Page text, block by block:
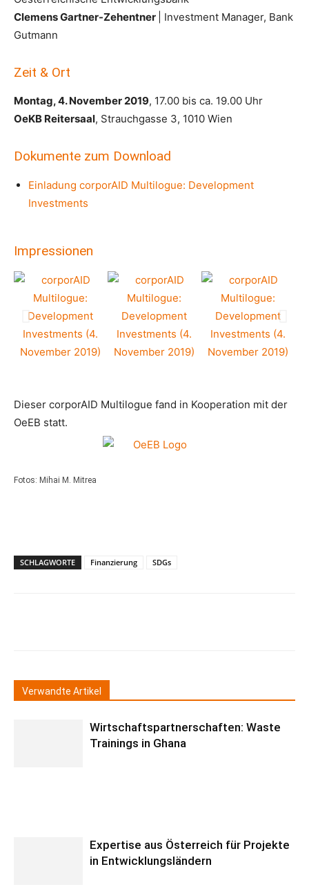
Clemens Gartner-Zehentner
| Investment Manager, Bank
Gutmann
Zeit & Ort
Montag, 4. November 2019, 17.00 bis ca. 19.00 Uhr
OeKB Reitersaal, Strauchgasse 3, 1010 Wien
Dokumente zum Download
Einladung corporAID Multilogue: Development
Investments
Impressionen
Dieser corporAID Multilogue fand in Kooperation mit der
OeEB statt.
Fotos: Mihai M. Mitrea
SCHLAGWORTE Finanzierung SDGs
Verwandte Artikel
Wirtschaftspartnerschaften: Waste
Trainings in Ghana
Expertise aus Österreich für Projekte
in Entwicklungsländern